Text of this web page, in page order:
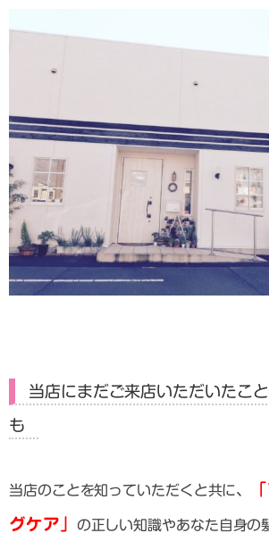
当店にまだご来店いただいたこ
も
当店のことを知っていただくと共に、
グケア」 の正しい知識やあなた自身の